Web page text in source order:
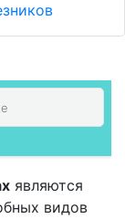
являются
видов